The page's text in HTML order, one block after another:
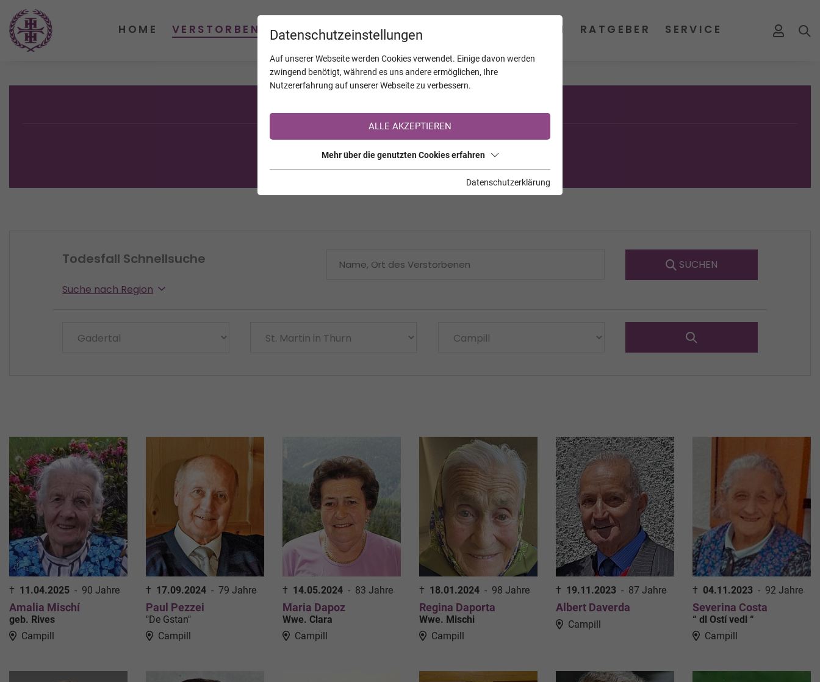
Sie sind noch nicht auf TrauerHilfe.it registriert?
>> zur kostenlosen Registrierung <<
Todesfall Schnellsuche
SUCHEN
Suche nach Region
† 11.04.2025 - 90 Jahre
Amalia Mischí
geb. Rives
Campill
† 17.09.2024 - 79 Jahre
Paul Pezzei
"De Gstan"
Campill
† 14.05.2024 - 83 Jahre
Maria Dapoz
Wwe. Clara
Campill
† 18.01.2024 - 98 Jahre
Regina Daporta
Wwe. Mischi
Campill
† 19.11.2023 - 87 Jahre
Albert Daverda
Campill
† 04.11.2023 - 92 Jahre
Severina Costa
“ dl Ostí vedl “
Campill
Datenschutzeinstellungen
Auf unserer Webseite werden Cookies verwendet. Einige davon werden
zwingend benötigt, während es uns andere ermöglichen, Ihre
Nutzererfahrung auf unserer Webseite zu verbessern.
ALLE AKZEPTIEREN
Mehr über die genutzten Cookies erfahren
Datenschutzerklärung
HOME VERSTORBENE KALENDER JAHRESTAGE UNTERNEHMEN RATGEBER SERVICE